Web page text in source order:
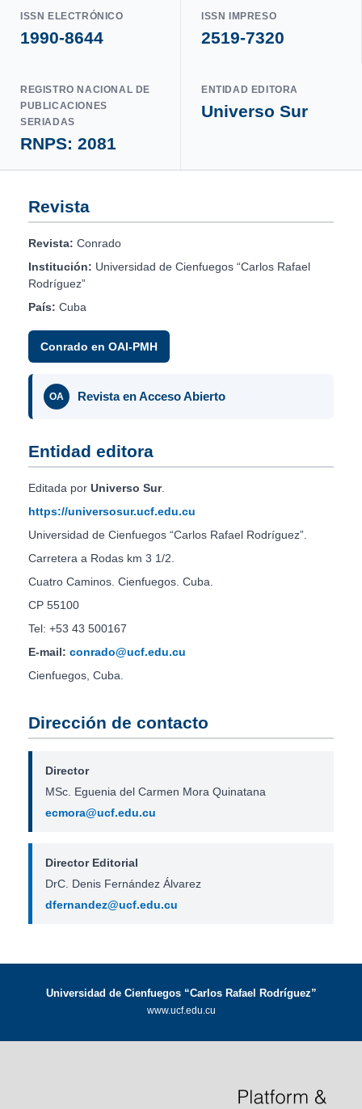
ISSN ELECTRÓNICO
1990-8644
ISSN IMPRESO
2519-7320
REGISTRO NACIONAL DE
PUBLICACIONES
SERIADAS
RNPS: 2081
ENTIDAD EDITORA
Universo Sur
Revista
Revista: Conrado
Institución: Universidad de Cienfuegos “Carlos Rafael
Rodríguez”
País: Cuba
Conrado en OAI-PMH
OA Revista en Acceso Abierto
Entidad editora
Editada por Universo Sur.
https://universosur.ucf.edu.cu
Universidad de Cienfuegos “Carlos Rafael Rodríguez”.
Carretera a Rodas km 3 1/2.
Cuatro Caminos. Cienfuegos. Cuba.
CP 55100
Tel: +53 43 500167
E-mail: conrado@ucf.edu.cu
Cienfuegos, Cuba.
Dirección de contacto
Director
MSc. Eguenia del Carmen Mora Quinatana
ecmora@ucf.edu.cu
Director Editorial
DrC. Denis Fernández Álvarez
dfernandez@ucf.edu.cu
Universidad de Cienfuegos “Carlos Rafael Rodríguez”
www.ucf.edu.cu